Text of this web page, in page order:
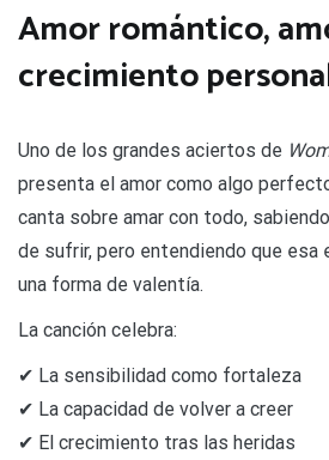
Amor romántico,
crecimiento
Uno de los grandes aciertos de
presenta el amor como algo
canta sobre amar con todo,
de sufrir, pero entendiendo que esa
una forma de valentía.
La canción celebra:
✔ La sensibilidad como fortaleza
✔ La capacidad de volver a creer
✔ El crecimiento tras las heridas